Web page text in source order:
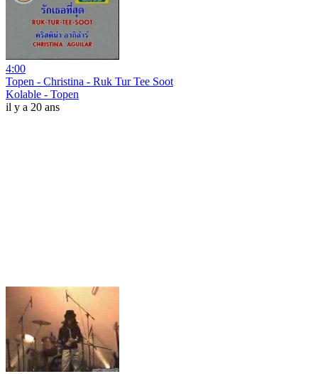
4:00
Topen - Christina - Ruk Tur Tee Soot
Kolable - Topen
il y a 20 ans